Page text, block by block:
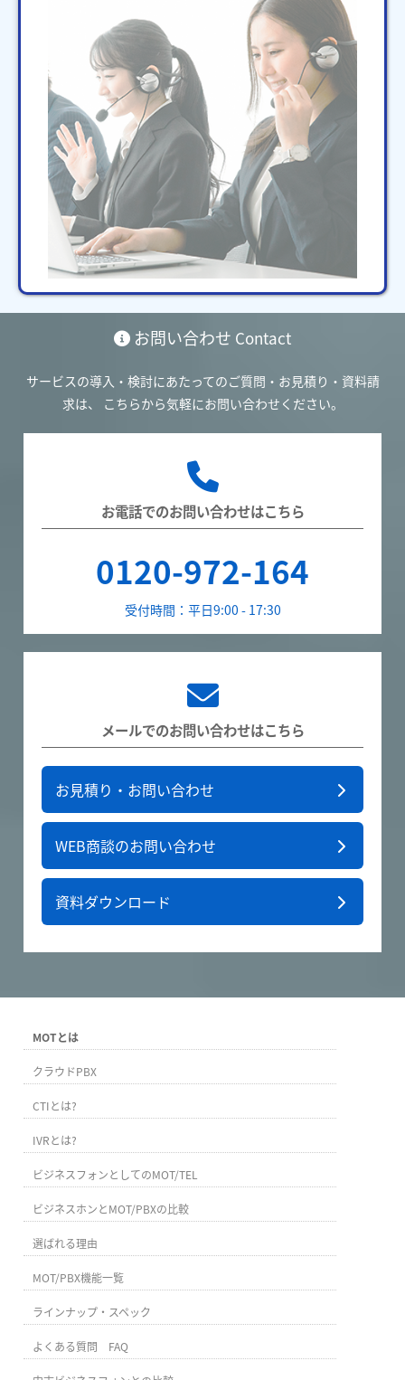
お問い合わせ Contact
サービスの導入・検討にあたってのご質問・お見積り・資料請
求は、
こちらから気軽にお問い合わせください。
お電話でのお問い合わせはこちら
0120-972-164
受付時間：平日9:00 - 17:30
メールでのお問い合わせはこちら
お見積り・お問い合わせ
WEB商談のお問い合わせ
資料ダウンロード
MOTとは
クラウドPBX
CTIとは?
IVRとは?
ビジネスフォンとしてのMOT/TEL
ビジネスホンとMOT/PBXの比較
選ばれる理由
MOT/PBX機能一覧
ラインナップ・スペック
よくある質問 FAQ